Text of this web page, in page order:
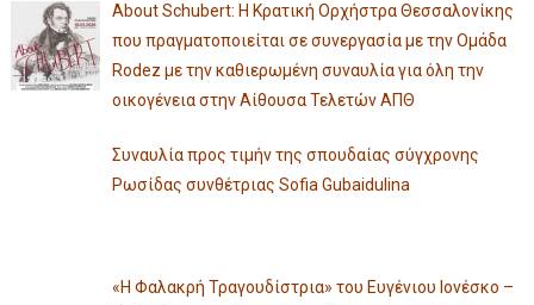
About Schubert: Η Κρατική Ορχήστρα Θεσσαλονίκης
που πραγματοποιείται σε συνεργασία με την Ομάδα
Rodez με την καθιερωμένη συναυλία για όλη την
οικογένεια στην Αίθουσα Τελετών ΑΠΘ
Συναυλία προς τιμήν της σπουδαίας σύγχρονης
Ρωσίδας συνθέτριας Sofia Gubaidulina
«Η Φαλακρή Τραγουδίστρια» του Ευγένιου Ιονέσκο –